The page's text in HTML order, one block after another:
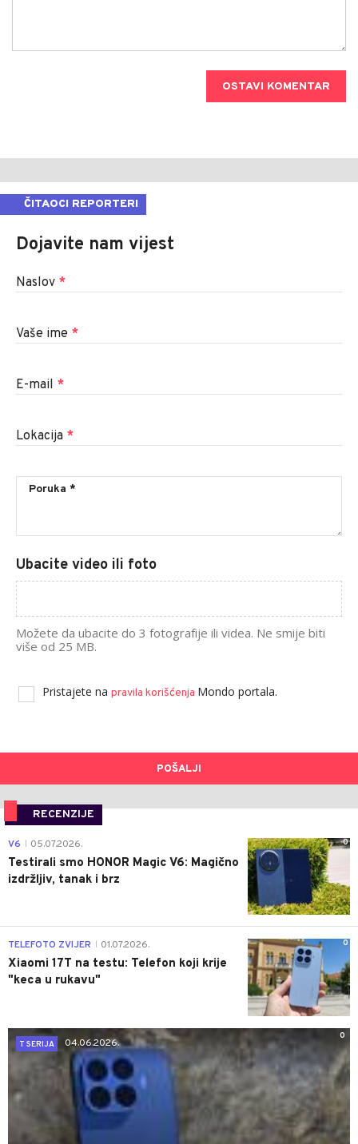
OSTAVI KOMENTAR
ČITAOCI REPORTERI
Dojavite nam vijest
Naslov *
Vaše ime *
E-mail *
Lokacija *
Ubacite video ili foto
Možete da ubacite do 3 fotografije ili videa. Ne smije biti
više od 25 MB.
Pristajete na pravila korišćenja Mondo portala.
POŠALJI
RECENZIJE
0
V6 05.07.2026.
Testirali smo HONOR Magic V6: Magično
izdržljiv, tanak i brz
0
TELEFOTO ZVIJER 01.07.2026.
Xiaomi 17T na testu: Telefon koji krije
"keca u rukavu"
0
T SERIJA
04.06.2026.